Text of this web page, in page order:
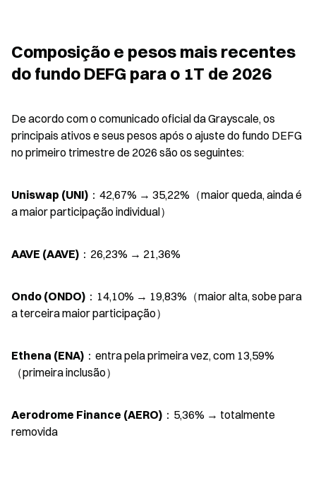
Composição e pesos mais recentes
do fundo DEFG para o 1T de 2026
De acordo com o comunicado oficial da Grayscale, os
principais ativos e seus pesos após o ajuste do fundo DEFG
no primeiro trimestre de 2026 são os seguintes:
Uniswap (UNI) ：42,67% → 35,22%（maior queda, ainda é
a maior participação individual）
AAVE (AAVE) ：26,23% → 21,36%
Ondo (ONDO) ：14,10% → 19,83%（maior alta, sobe para
a terceira maior participação）
Ethena (ENA) ：entra pela primeira vez, com 13,59%
（primeira inclusão）
Aerodrome Finance (AERO) ：5,36% → totalmente
removida